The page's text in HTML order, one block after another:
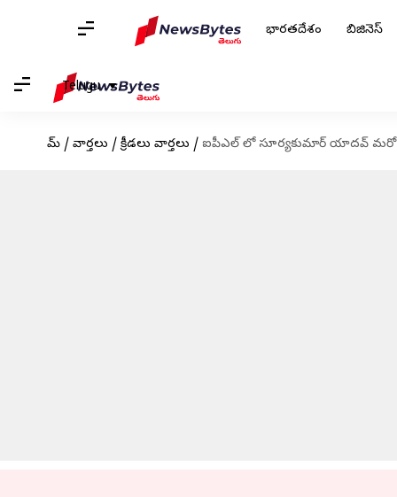
భారతదేశం బిజినెస్
Telugu
హోమ్ / వార్తలు / క్రీడలు వార్తలు / ఐపీఎల్ లో సూర్యకుమార్ యాదవ్ మరో